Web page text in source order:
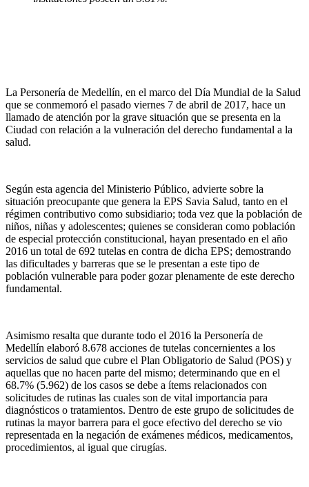
La Personería de Medellín, en el marco del Día Mundial de la Salud
que se conmemoró el pasado viernes 7 de abril de 2017, hace un
llamado de atención por la grave situación que se presenta en la
Ciudad con relación a la vulneración del derecho fundamental a la
salud.
Según esta agencia del Ministerio Público, advierte sobre la
situación preocupante que genera la EPS Savia Salud, tanto en el
régimen contributivo como subsidiario; toda vez que la población de
niños, niñas y adolescentes; quienes se consideran como población
de especial protección constitucional, hayan presentado en el año
2016 un total de 692 tutelas en contra de dicha EPS; demostrando
las dificultades y barreras que se le presentan a este tipo de
población vulnerable para poder gozar plenamente de este derecho
fundamental.
Asimismo resalta que durante todo el 2016 la Personería de
Medellín elaboró 8.678 acciones de tutelas concernientes a los
servicios de salud que cubre el Plan Obligatorio de Salud (POS) y
aquellas que no hacen parte del mismo; determinando que en el
68.7% (5.962) de los casos se debe a ítems relacionados con
solicitudes de rutinas las cuales son de vital importancia para
diagnósticos o tratamientos. Dentro de este grupo de solicitudes de
rutinas la mayor barrera para el goce efectivo del derecho se vio
representada en la negación de exámenes médicos, medicamentos,
procedimientos, al igual que cirugías.